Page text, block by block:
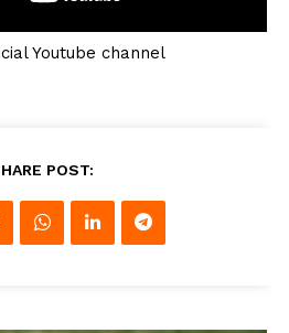
Youtube channel
POST: